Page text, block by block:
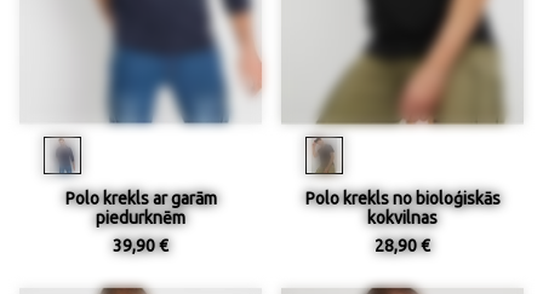
Polo krekls ar garām
piedurknēm
39,90 €
Polo krekls no bioloģiskās
kokvilnas
28,90 €